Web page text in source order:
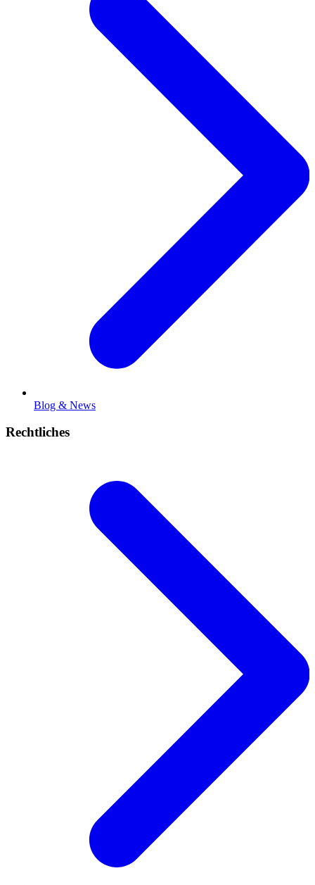
Blog & News
Rechtliches